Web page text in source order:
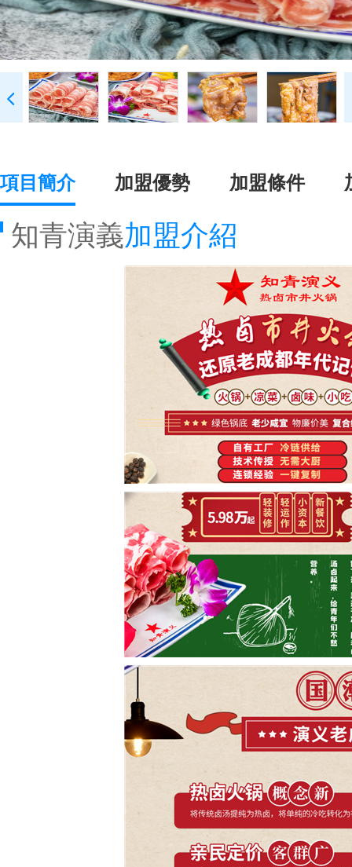
項目簡介 加盟優勢 加盟條件
知青演義加盟介紹